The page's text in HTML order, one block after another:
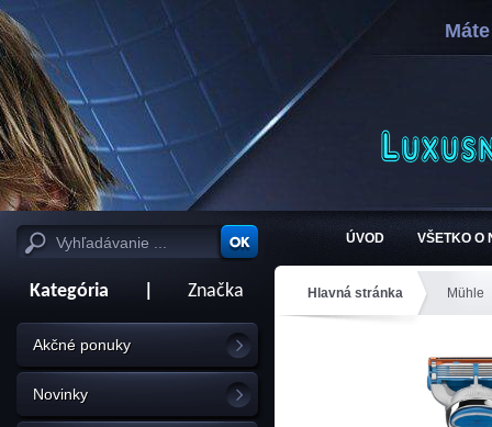
ÚVOD VŠETKO O
Kategória Značka
Akčné ponuky
Novinky
Hlavná stránka Mühle